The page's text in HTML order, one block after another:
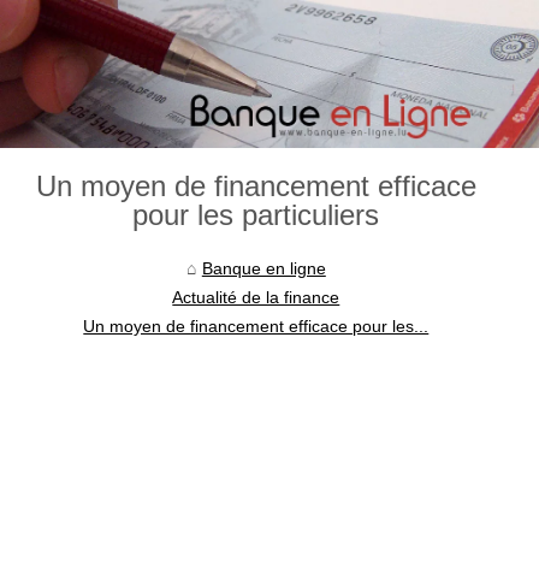
Un moyen de financement efficace
pour les particuliers
Banque en ligne
Actualité de la finance
Un moyen de financement efficace pour les...